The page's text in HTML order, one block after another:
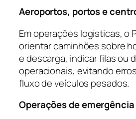
Aeroportos, portos e
Em operações logísticas, o
orientar caminhões sobre
e descarga, indicar filas ou
operacionais, evitando
fluxo de veículos pesados.
Operações de emergência